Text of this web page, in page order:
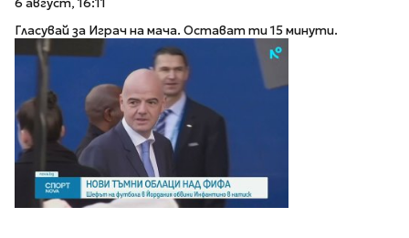
Гласувай за Играч на мача. Остават ти 15 минути.